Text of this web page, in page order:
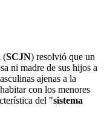
(SCJN) resolvió que un
ni madre de sus hijos a
ajenas a la
con los menores
del "sistema